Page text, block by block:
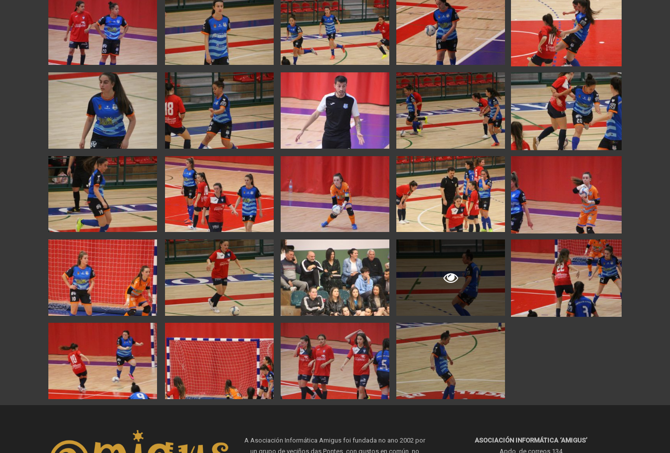
A Asociación Informática Amigus foi fundada no ano 2002 por
un grupo de veciños das Pontes, con gustos en común, no
ASOCIACIÓN INFORMÁTICA ‘AMIGUS’
Apdo. de correos 134